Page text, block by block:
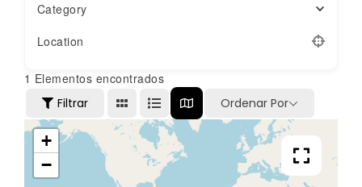
Category
Location
1 Elementos encontrados
Filtrar
Ordenar Por
+
−